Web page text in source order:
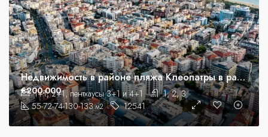
Недвижимость в районе пляжа Клеопатры в рассрочку
1+1, 2+1, пентхаусы 3+1 и 4+1
1, 2, 3
55-72-74-130-133 м2 12541
€200.000